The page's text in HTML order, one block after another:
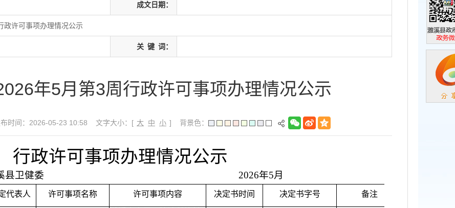
成文日期：
政许可事项办理情况公示
关 键 词：
年5月第3周行政许可事项办理情况公示
布时间：2026-05-23 10:58 文字大小：[ 大 中 小 ] 背景色：
行政许可事项办理情况公示
县卫健委 2026年5月
代表人 许可事项名称 许可事项内容 决定书时间 决定书字号 备注
濉溪县政
政务微信